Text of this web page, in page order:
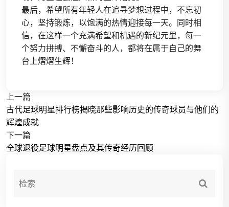
最后，希望所有年轻人在追寻梦想过程中，不忘初
心，坚持锻炼，以饱满的热情迎接每一天。同时相
信，在这样一个充满希望和机遇的新纪元里，每一
个努力拼搏、不懈奋斗的人，都将在属于自己的舞
台上熠熠生辉！
上一篇
古代足球明星排行榜揭晓那些影响历史的传奇球员与他们的
辉煌成就
下一篇
全球退役足球明星盘点及其传奇经历回顾